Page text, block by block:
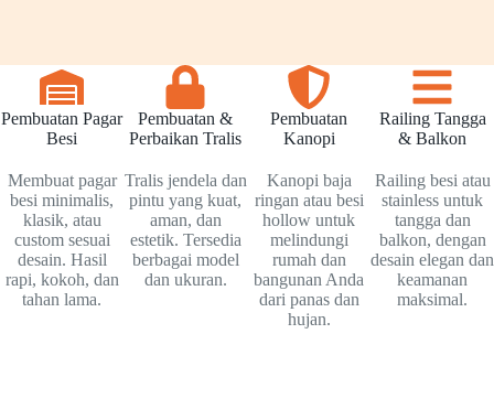
Pembuatan Pagar
Besi
Membuat pagar
besi minimalis,
klasik, atau
custom sesuai
desain. Hasil
rapi, kokoh, dan
tahan lama.
Pembuatan &
Perbaikan Tralis
Tralis jendela dan
pintu yang kuat,
aman, dan
estetik. Tersedia
berbagai model
dan ukuran.
Pembuatan
Kanopi
Kanopi baja
ringan atau besi
hollow untuk
melindungi
rumah dan
bangunan Anda
dari panas dan
hujan.
Railing Tangga
& Balkon
Railing besi atau
stainless untuk
tangga dan
balkon, dengan
desain elegan dan
keamanan
maksimal.